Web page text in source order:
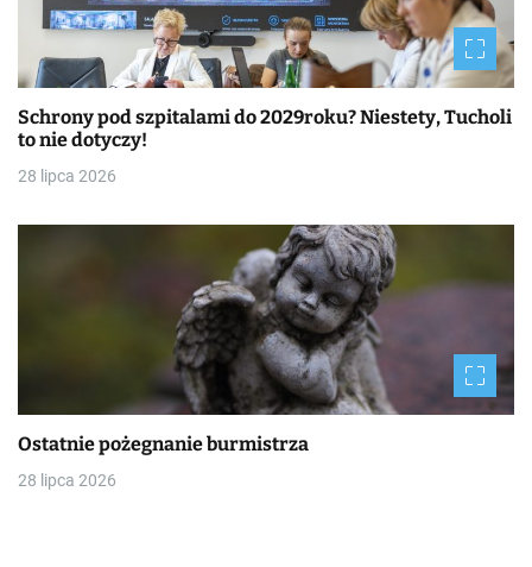
Schrony pod szpitalami do 2029roku? Niestety, Tucholi
to nie dotyczy!
28 lipca 2026
Ostatnie pożegnanie burmistrza
28 lipca 2026